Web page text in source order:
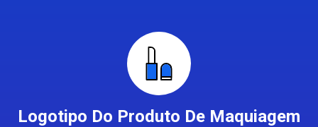
Logotipo Do Produto De Maquiagem